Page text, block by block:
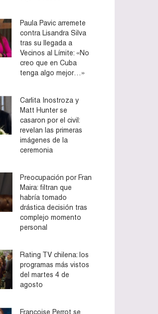
Paula Pavic arremete
contra Lisandra Silva
tras su llegada a
Vecinos al Límite: «No
creo que en Cuba
tenga algo mejor…»
Carlita Inostroza y
Matt Hunter se
casaron por el civil:
revelan las primeras
imágenes de la
ceremonia
Preocupación por Fran
Maira: filtran que
habría tomado
drástica decisión tras
complejo momento
personal
Rating TV chilena: los
programas más vistos
del martes 4 de
agosto
Francoise Perrot se